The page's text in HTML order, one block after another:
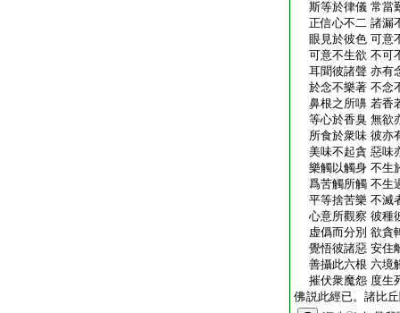
斯等於律儀 常當
正信心不二 諸漏
眼見於彼色 可意
可意不生欲 不可
耳聞彼諸聲 亦有
於念不樂著 不念
鼻根之所嚊 若香
等心於香臭 無欲
所食於衆味 彼亦
美味不起貪 惡味
樂觸以觸身 不生
爲苦觸所觸 不生
平等捨苦樂 不滅
心意所觀察 彼種
虚僞而分別 欲貪
覺悟彼諸惡 安住
善攝此六根 六境
摧伏衆魔怨 度生
佛説此經已。諸比